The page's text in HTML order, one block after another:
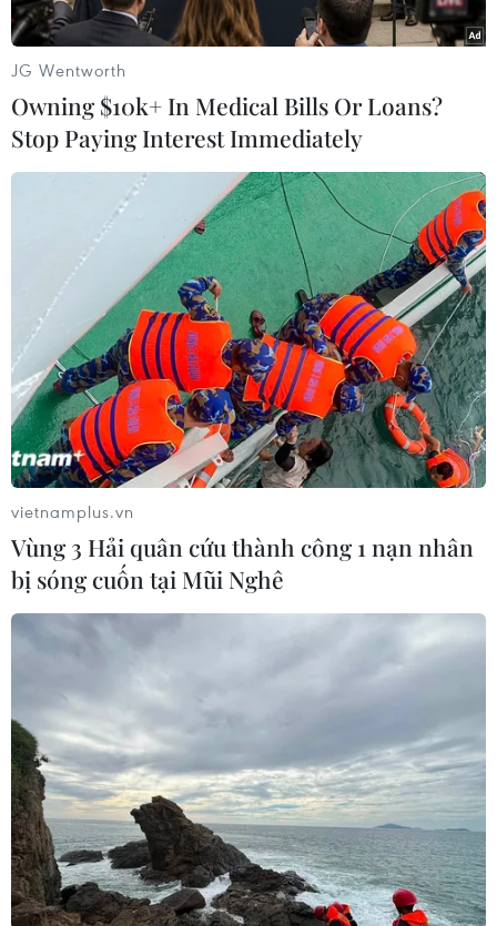
Theo dõi VietnamPlus
TIN LIÊN QUAN
Tặng 1.200 học bổng cho học sinh thiểu số
vượt khó tại Đắk Nông
18/12/2015 08:34
Tổng Công ty Viễn thông MobiFone đã tặng 1.200 suất
học bổng, mỗi suất 1 triệu đồng cho học sinh dân tộc
thiểu số vượt khó học giỏi của 24 trường trung học phổ
thông trên địa bàn tỉnh Đắk Nông.
JG Wentworth
Owning $10k+ In Medical Bills Or Loans?
Stop Paying Interest Immediately
vietnamplus.vn
Vùng 3 Hải quân cứu thành công 1 nạn nhân
bị sóng cuốn tại Mũi Nghê